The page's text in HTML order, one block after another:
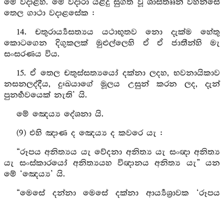
මේ වදාළහ. මේ වදාරා යළිදු සුගත වූ ශාස්තෲන් වහන්සේ
තෙල ගාථා වදාළසේක :
14. චතුරාර්‍ය්‍යසත්‍යය යථාභූතව නො දැක්ම හේතු
කොටගෙන දිගුකලක් මුළුල්ලෙහි ඒ ඒ ජාතීන්හි මැ
සංසරණය විය.
15. ඒ තෙල චතුස්සත්‍යයෝ දක්නා ලදහ, භවනායිකාව
නසනලද්දීය, දුඃඛයාගේ මූලය උසුන් කරන ලද, දැන්
පුනර්‍භවයෙක් නැති’ යි.
මේ ඤෙය්‍ය දේශනා යි.
(9) එහි ඤාණ ද ඤෙය්‍ය ද කවරෙ යැ :
“රූපය අනිත්‍යය යැ වේදනා අනිත්‍ය යැ සංඥා අනිත්‍ය
යැ සංස්කාරයෝ අනිත්‍යයහ විඥානය අනිත්‍ය යැ” යන
මේ ‘ඤෙය්‍ය’ යි.
“මෙසේ දන්නා මෙසේ දක්නා ආර්‍ය්‍යශ්‍රාවක ‘රූපය